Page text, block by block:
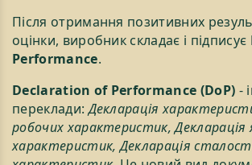
Після отримання позитивних
оцінки, виробник складає і підписує
Performance.
Declaration of Performance (DoP) -
переклади:Декларація
робочих характеристик, Декларація
характеристик, Декларація